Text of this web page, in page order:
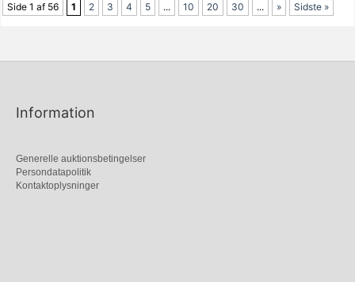
Side 1 af 56 1 2 3 4 5 ... 10 20 30 ... » Sidste »
Information
Generelle auktionsbetingelser
Persondatapolitik
Kontaktoplysninger